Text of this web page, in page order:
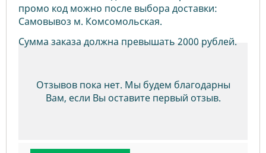
промо код можно после выбора доставки:
Самовывоз м. Комсомольская.
Сумма заказа должна превышать 2000 рублей.
Отзывов пока нет. Мы будем благодарны
Вам, если Вы оставите первый отзыв.